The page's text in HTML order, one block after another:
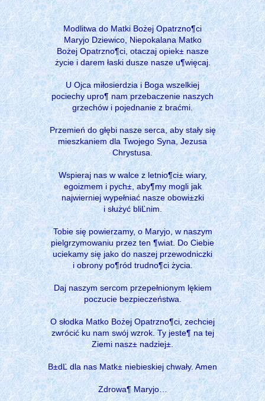
Modlitwa do Matki Bożej Opatrzno¶ci
Maryjo Dziewico, Niepokalana Matko
Bożej Opatrzno¶ci, otaczaj opiek± nasze
życie i darem łaski dusze nasze u¶więcaj.
U Ojca miłosierdzia i Boga wszelkiej
pociechy upro¶ nam przebaczenie naszych
grzechów i pojednanie z braćmi.
Przemień do głębi nasze serca, aby stały się
mieszkaniem dla Twojego Syna, Jezusa
Chrystusa.
Wspieraj nas w walce z letnio¶ci± wiary,
egoizmem i pych±, aby¶my mogli jak
najwierniej wypełniać nasze obowi±zki
i służyć bliĽnim.
Tobie się powierzamy, o Maryjo, w naszym
pielgrzymowaniu przez ten ¶wiat. Do Ciebie
uciekamy się jako do naszej przewodniczki
i obrony po¶ród trudno¶ci życia.
Daj naszym sercom przepełnionym lękiem
poczucie bezpieczeństwa.
O słodka Matko Bożej Opatrzno¶ci, zechciej
zwrócić ku nam swój wzrok. Ty jeste¶ na tej
Ziemi nasz± nadziej±.
B±dĽ dla nas Matk± niebieskiej chwały. Amen
Zdrowa¶ Maryjo…